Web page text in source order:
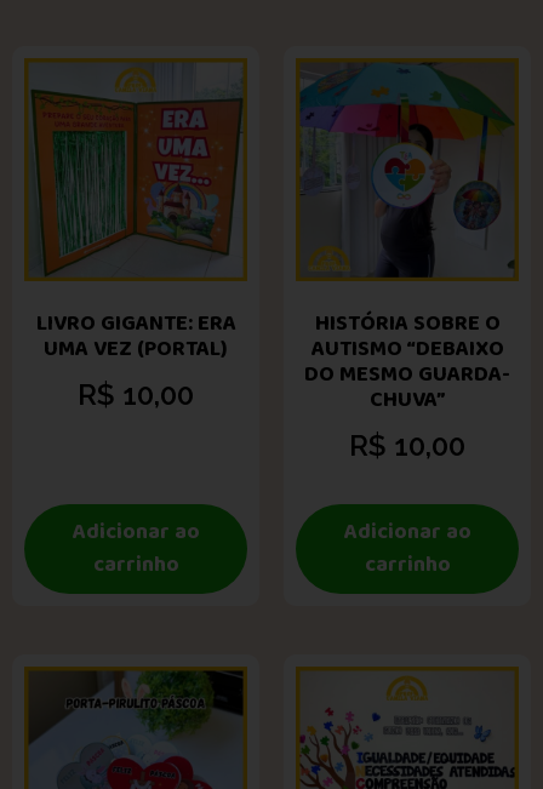
LIVRO GIGANTE: ERA
UMA VEZ (PORTAL)
R$ 10,00
Adicionar ao
carrinho
HISTÓRIA SOBRE O
AUTISMO “DEBAIXO
DO MESMO GUARDA-
CHUVA”
R$ 10,00
Adicionar ao
carrinho